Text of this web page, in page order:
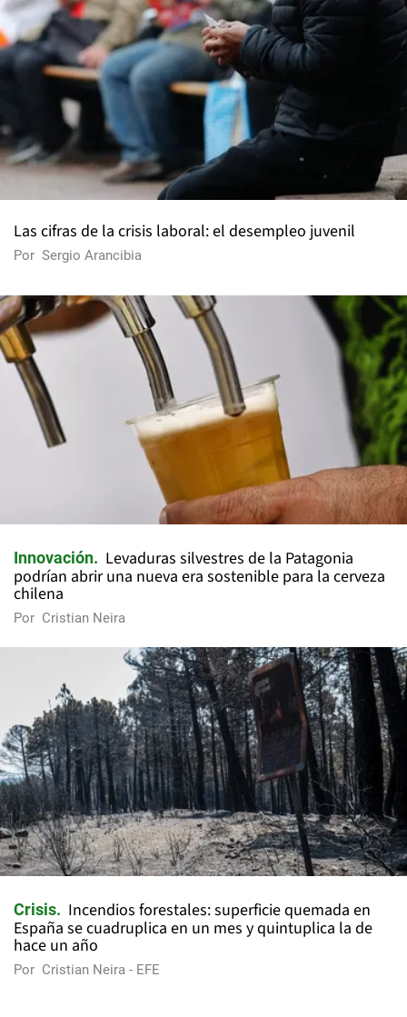
Las cifras de la crisis laboral: el desempleo juvenil
Por Sergio Arancibia
Innovación
Levaduras silvestres de la Patagonia
podrían abrir una nueva era sostenible para la cerveza
chilena
Por Cristian Neira
Crisis
Incendios forestales: superficie quemada en
España se cuadruplica en un mes y quintuplica la de
hace un año
Por Cristian Neira - EFE